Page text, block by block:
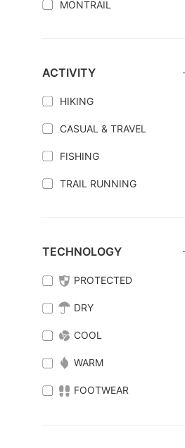
MONTRAIL
ACTIVITY
HIKING
CASUAL & TRAVEL
FISHING
TRAIL RUNNING
TECHNOLOGY
PROTECTED
DRY
COOL
WARM
FOOTWEAR